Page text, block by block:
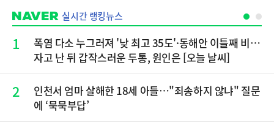
실시간 랭킹뉴스
1
폭염 다소 누그러져 '낮 최고 35도'·동해안 이틀째 비…
자고 난 뒤 갑작스러운 두통, 원인은 [오늘 날씨]
2
인천서 엄마 살해한 18세 아들…"죄송하지 않냐" 질문
에 ‘묵묵부답’